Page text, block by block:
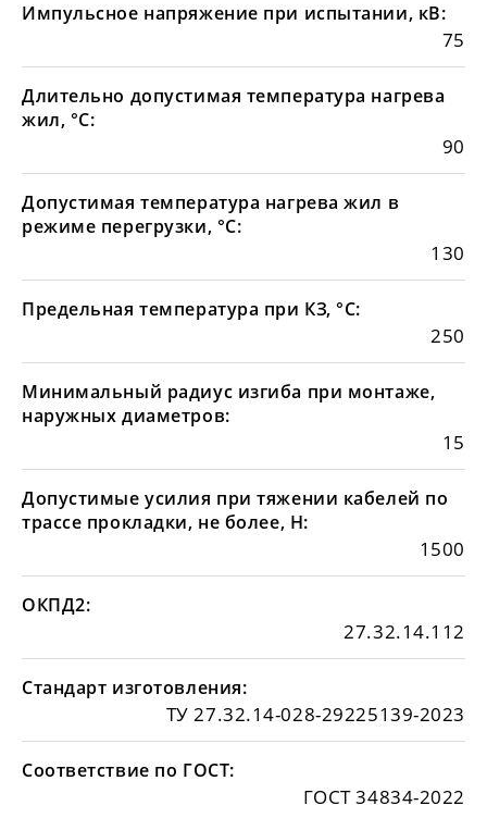
Импульсное напряжение при испытании, кВ:
75
Длительно допустимая температура нагрева
жил, °С:
90
Допустимая температура нагрева жил в
режиме перегрузки, °С:
130
Предельная температура при КЗ, °С:
250
Минимальный радиус изгиба при монтаже,
наружных диаметров:
15
Допустимые усилия при тяжении кабелей по
трассе прокладки, не более, Н:
1500
ОКПД2:
27.32.14.112
Стандарт изготовления:
ТУ 27.32.14-028-29225139-2023
Соответствие по ГОСТ:
ГОСТ 34834-2022